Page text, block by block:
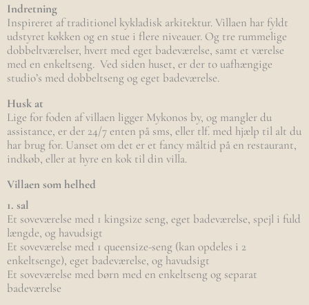
Indretning
Inspireret af traditionel kykladisk arkitektur. Villaen har fyldt
udstyret køkken og en stue i flere niveauer. Og tre rummelige
dobbeltværelser, hvert med eget badeværelse, samt et værelse
med en enkeltseng. Ved siden huset, er der to uafhængige
studio’s med dobbeltseng og eget badeværelse.
Husk at
Lige for foden af villaen ligger Mykonos by, og mangler du
assistance, er der 24/7 enten på sms, eller tlf. med hjælp til alt du
har brug for. Uanset om det er et fancy måltid på en restaurant,
indkøb, eller at hyre en kok til din villa.
Villaen som helhed
1. sal
Et soveværelse med 1 kingsize seng, eget badeværelse, spejl i fuld
længde, og havudsigt
Et soveværelse med 1 queensize-seng (kan opdeles i 2
enkeltsenge), eget badeværelse, og havudsigt
Et soveværelse med børn med en enkeltseng og separat
badeværelse